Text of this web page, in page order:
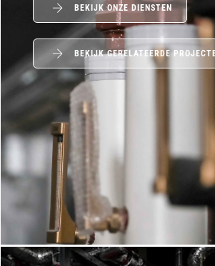
BEKIJK ONZE DIENSTEN
BEKIJK GERELATEERDE